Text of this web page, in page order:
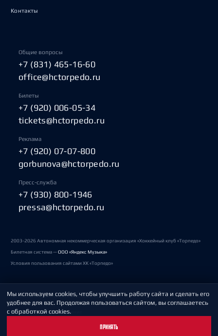
Контакты
Общие вопросы
+7 (831) 465-16-60
office@hctorpedo.ru
Билеты
+7 (920) 006-05-34
tickets@hctorpedo.ru
Реклама
+7 (920) 07-07-800
gorbunova@hctorpedo.ru
Пресс-служба
+7 (930) 800-1946
pressa@hctorpedo.ru
2003-2026 Автономная некоммерческая организация «Хоккейный клуб «Торпедо»
Билетная система —ООО «Яндекс Музыка»
Условия пользования сайтами ХК «Торпедо»
Политика обработки персональных данных
Пользовательское соглашение
Мы используем cookies, чтобы улучшить работу сайта и сделать его
удобнее для вас. Продолжая пользоваться сайтом, вы соглашаетесь
с обработкой cookies.
ПРИНЯТЬ